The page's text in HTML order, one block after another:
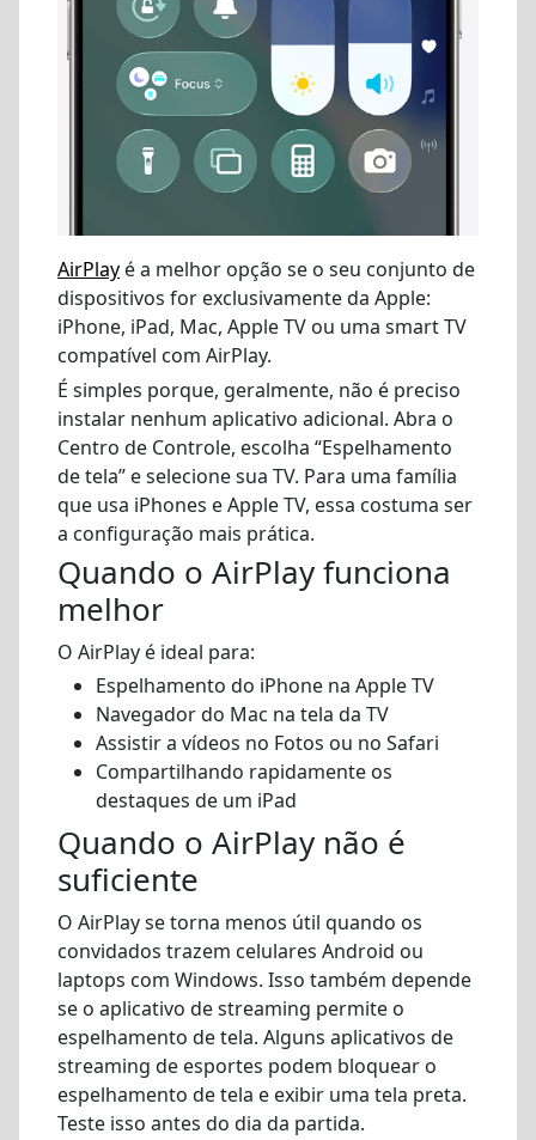
AirPlay é a melhor opção se o seu conjunto de
dispositivos for exclusivamente da Apple:
iPhone, iPad, Mac, Apple TV ou uma smart TV
compatível com AirPlay.
É simples porque, geralmente, não é preciso
instalar nenhum aplicativo adicional. Abra o
Centro de Controle, escolha “Espelhamento
de tela” e selecione sua TV. Para uma família
que usa iPhones e Apple TV, essa costuma ser
a configuração mais prática.
Quando o AirPlay funciona
melhor
O AirPlay é ideal para:
Espelhamento do iPhone na Apple TV
Navegador do Mac na tela da TV
Assistir a vídeos no Fotos ou no Safari
Compartilhando rapidamente os
destaques de um iPad
Quando o AirPlay não é
suficiente
O AirPlay se torna menos útil quando os
convidados trazem celulares Android ou
laptops com Windows. Isso também depende
se o aplicativo de streaming permite o
espelhamento de tela. Alguns aplicativos de
streaming de esportes podem bloquear o
espelhamento de tela e exibir uma tela preta.
Teste isso antes do dia da partida.